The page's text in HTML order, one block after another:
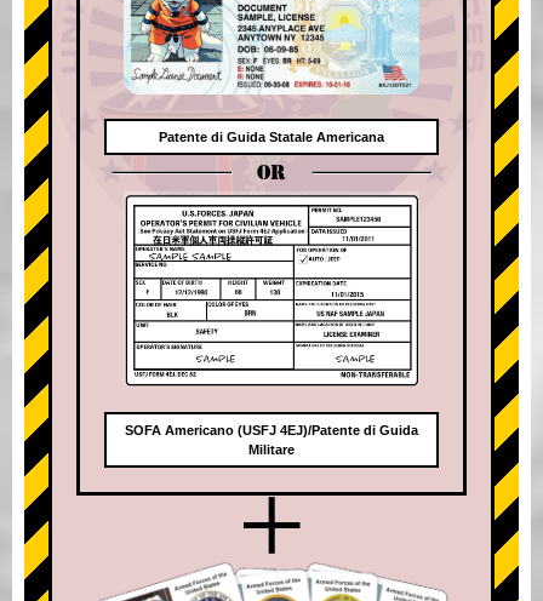
Patente di Guida Statale Americana
OR
SOFA Americano (USFJ 4EJ)/Patente di Guida
Militare
+